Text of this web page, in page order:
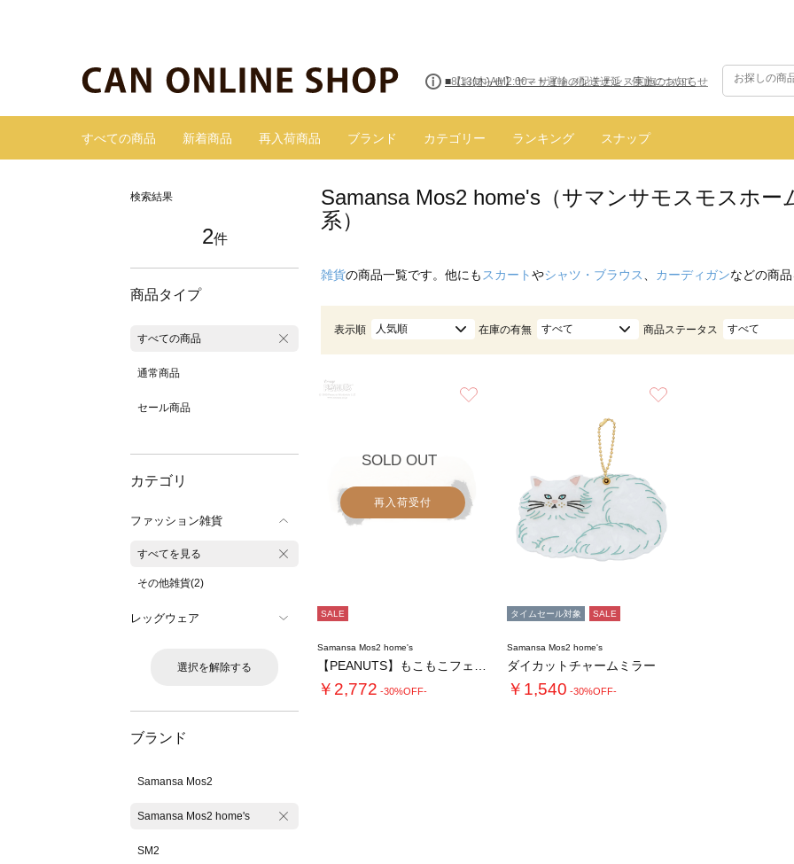
■【お知らせ】ヤマト運輸の配送遅延・停止について
すべての商品 新着商品 再入荷商品 ブランド カテゴリー ランキング スナップ
検索結果
2件
商品タイプ
すべての商品
通常商品
セール商品
カテゴリ
ファッション雑貨
すべてを見る
その他雑貨(2)
レッグウェア
選択を解除する
ブランド
Samansa Mos2
Samansa Mos2 home's
SM2
Samansa Mos2 home's（サマンサモスモスホー
系）
雑貨の商品一覧です。他にも スカートやシャツ・ブラウス カーディガンなどの商
表示順 人気順 在庫の有無 すべて 商品ステータス すべて
SOLD OUT
再入荷受付
SALE
Samansa Mos2 home's
￥2,772 -30%OFF-
タイムセール対象 SALE
Samansa Mos2 home's
ダイカットチャームミラー
￥1,540 -30%OFF-